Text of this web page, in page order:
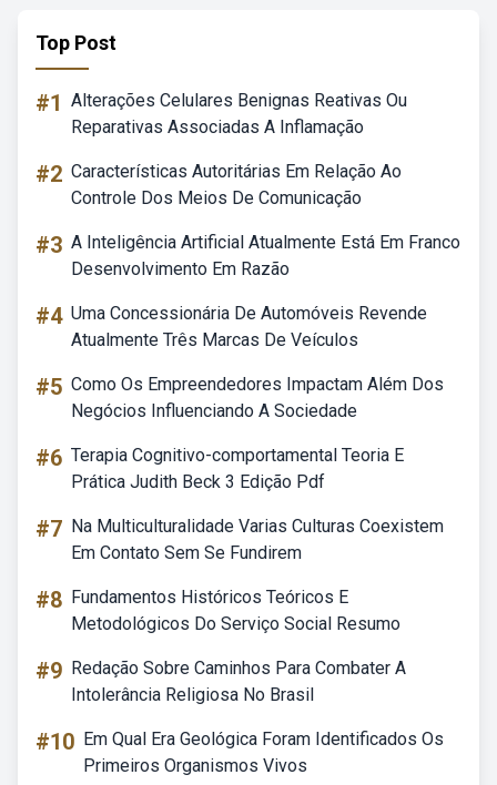
Top Post
#1 Alterações Celulares Benignas Reativas Ou
Reparativas Associadas A Inflamação
#2 Características Autoritárias Em Relação Ao
Controle Dos Meios De Comunicação
#3 A Inteligência Artificial Atualmente Está Em Franco
Desenvolvimento Em Razão
#4 Uma Concessionária De Automóveis Revende
Atualmente Três Marcas De Veículos
#5 Como Os Empreendedores Impactam Além Dos
Negócios Influenciando A Sociedade
#6 Terapia Cognitivo-comportamental Teoria E
Prática Judith Beck 3 Edição Pdf
#7 Na Multiculturalidade Varias Culturas Coexistem
Em Contato Sem Se Fundirem
#8 Fundamentos Históricos Teóricos E
Metodológicos Do Serviço Social Resumo
#9 Redação Sobre Caminhos Para Combater A
Intolerância Religiosa No Brasil
#10 Em Qual Era Geológica Foram Identificados Os
Primeiros Organismos Vivos